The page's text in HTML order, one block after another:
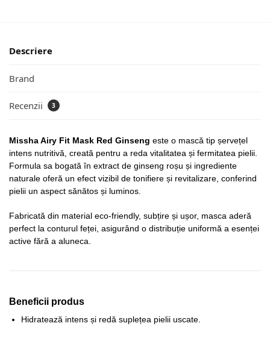
Descriere
Brand
Recenzii 3
Missha Airy Fit Mask Red Ginseng este o mască tip șervețel
intens nutritivă, creată pentru a reda vitalitatea și fermitatea pielii.
Formula sa bogată în extract de ginseng roșu și ingrediente
naturale oferă un efect vizibil de tonifiere și revitalizare, conferind
pielii un aspect sănătos și luminos.
Fabricată din material eco-friendly, subțire și ușor, masca aderă
perfect la conturul feței, asigurând o distribuție uniformă a esenței
active fără a aluneca.
Beneficii produs
Hidratează intens și redă suplețea pielii uscate.